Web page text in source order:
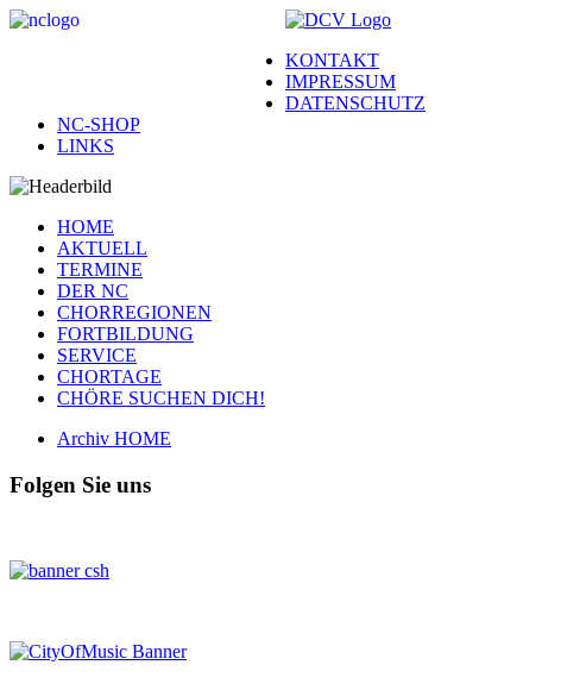
KONTAKT
IMPRESSUM
DATENSCHUTZ
NC-SHOP
LINKS
HOME
AKTUELL
TERMINE
DER NC
CHORREGIONEN
FORTBILDUNG
SERVICE
CHORTAGE
CHÖRE SUCHEN DICH!
Archiv HOME
Folgen Sie uns